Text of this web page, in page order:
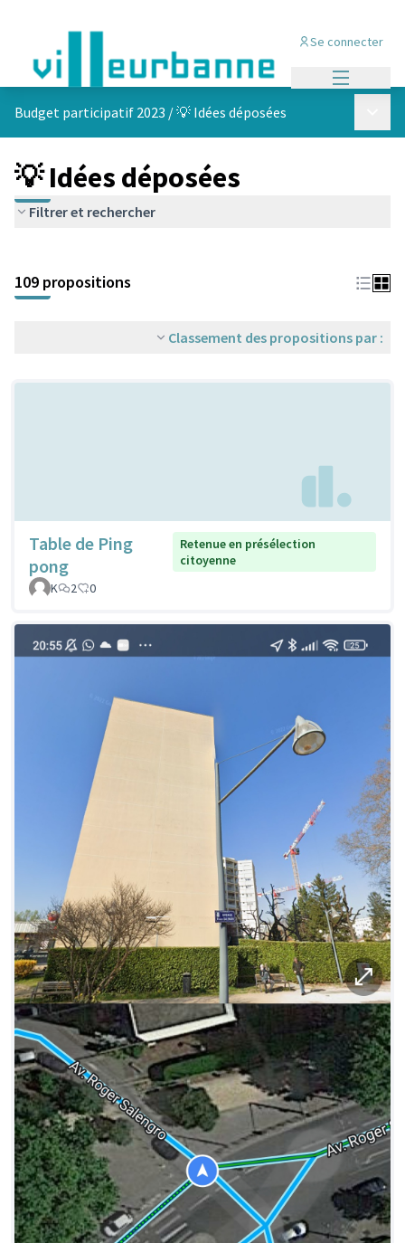
Se connecter
Budget participatif 2023 /💡 Idées déposées
💡 Idées déposées
Filtrer et rechercher
+
−
109 propositions
Classement des propositions par :
Table de Ping
pong
Retenue en présélection
citoyenne
K
2 0